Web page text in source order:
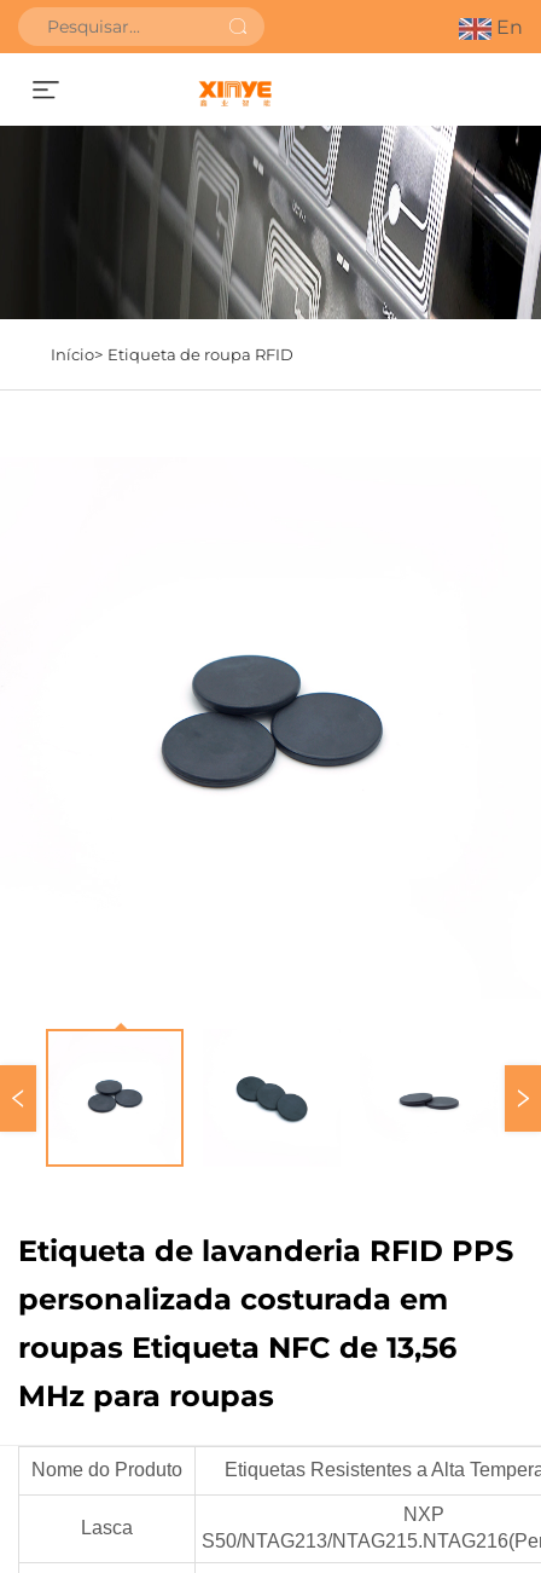
En
SOLICITAR ORÇAMENTO
Início> Etiqueta de roupa RFID
Etiqueta de lavanderia RFID PPS
personalizada costurada em
roupas Etiqueta NFC de 13,56
MHz para roupas
Nome do Produto Etiquetas Resistentes a Alta
Lasca
NXP
S50/NTAG213/